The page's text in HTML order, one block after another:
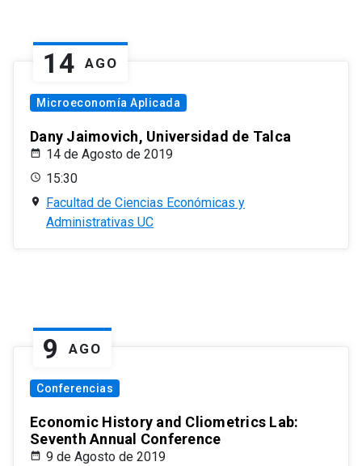
14 AGO
Microeconomía Aplicada
Dany Jaimovich, Universidad de Talca
14 de Agosto de 2019
15:30
Facultad de Ciencias Económicas y
Administrativas UC
9 AGO
Conferencias
Economic History and Cliometrics Lab:
Seventh Annual Conference
9 de Agosto de 2019